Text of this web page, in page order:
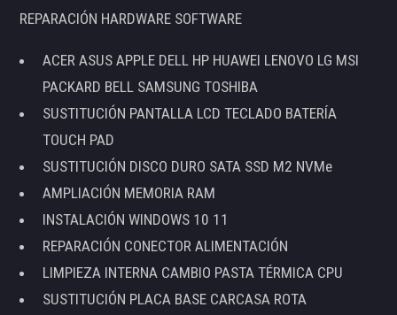
REPARACIÓN HARDWARE SOFTWARE
ACER ASUS APPLE DELL HP HUAWEI LENOVO LG MSI
PACKARD BELL SAMSUNG TOSHIBA
SUSTITUCIÓN PANTALLA LCD TECLADO BATERÍA
TOUCH PAD
SUSTITUCIÓN DISCO DURO SATA SSD M2 NVMe
AMPLIACIÓN MEMORIA RAM
INSTALACIÓN WINDOWS 10 11
REPARACIÓN CONECTOR ALIMENTACIÓN
LIMPIEZA INTERNA CAMBIO PASTA TÉRMICA CPU
SUSTITUCIÓN PLACA BASE CARCASA ROTA